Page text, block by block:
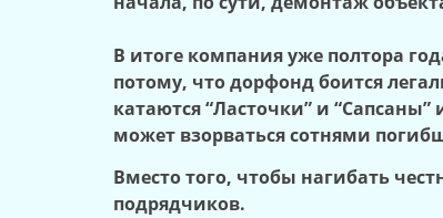
В итоге компания уже полтора
потому, что дорфонд боится
катаются “Ласточки” и
может взорваться сотнями
Вместо того, чтобы нагибать
подрядчиков.